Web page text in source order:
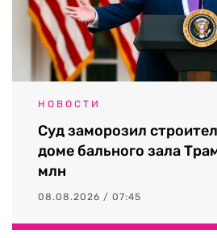
НОВОСТИ
Суд заморозил
доме бального зала
млн
08.08.2026 / 07:45